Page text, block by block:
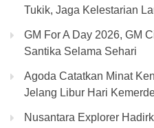
Tukik, Jaga Kelestarian
GM For A Day 2026, GM
Santika Selama Sehari
Agoda Catatkan Minat
Jelang Libur Hari
Nusantara Explorer